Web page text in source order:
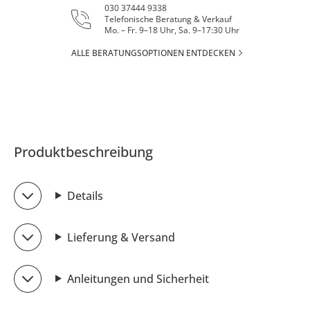
030 37444 9338
Telefonische Beratung & Verkauf
Mo. – Fr. 9–18 Uhr, Sa. 9–17:30 Uhr
ALLE BERATUNGSOPTIONEN ENTDECKEN
Produktbeschreibung
Details
Lieferung & Versand
Anleitungen und Sicherheit